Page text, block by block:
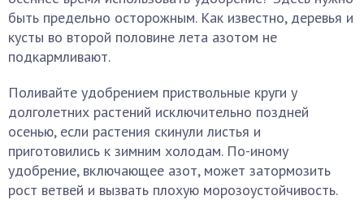
быть предельно осторожным. Как известно, деревья и
кусты во второй половине лета азотом не
подкармливают.
Поливайте удобрением приствольные круги у
долголетних растений исключительно поздней
осенью, если растения скинули листья и
приготовились к зимним холодам. По-иному
удобрение, включающее азот, может затормозить
рост ветвей и вызвать плохую морозоустойчивость.